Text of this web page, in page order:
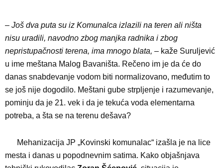
– Još dva puta su iz Komunalca izlazili na teren ali ništa
nisu uradili, navodno zbog manjka radnika i zbog
nepristupačnosti terena, ima mnogo blata, – kaže Suruljević
u ime meštana Malog Bavaništa. Rečeno im je da će do
danas snabdevanje vodom biti normalizovano, međutim to
se još nije dogodilo. Meštani gube strpljenje i razumevanje,
pominju da je 21. vek i da je tekuća voda elementarna
potreba, a šta se na terenu dešava?
Mehanizacija JP „Kovinski komunalac“ izašla je na lice
mesta i danas u popodnevnim satima. Kako objašnjava